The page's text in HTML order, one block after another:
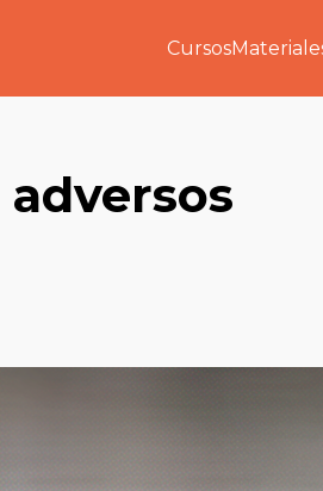
Cursos